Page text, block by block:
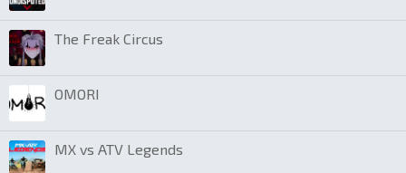
The Freak Circus
OMORI
MX vs ATV Legends